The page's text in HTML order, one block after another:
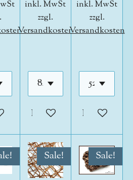
Warenkorb
inkl. MwSt
zzgl.
Versandkosten
In den Warenkorb
inkl. MwSt
zzgl.
Versandkosten
In den
Sale! Sale!